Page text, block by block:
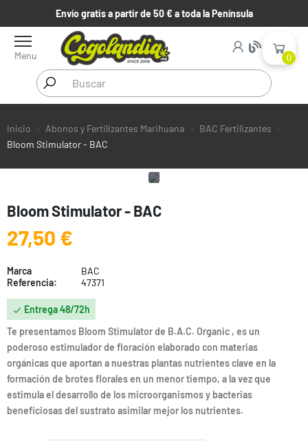
Envío gratis a partir de 50 € a toda la Península
Menu 0
Inicio Abonos y Fertilizantes Marihuana
BAC Fertilizantes
Bloom Stimulator - BAC
Bloom Stimulator - BAC
27,50 €
Marca
BAC
Referencia:
47371
 Entrega 48/72h
Te presentamos Bloom Stimulator de B.A.C. Organic , es un
poderoso estimulador de floración elaborado con materias
orgánicas que aportan a nuestras plantas nutrientes clave en la
formación de brotes florales en un menor tiempo, a la vez que
estimula el desarrollo de los microorganismos y bacterias
beneficiosas del sustrato asimilar mejor los nutrientes.